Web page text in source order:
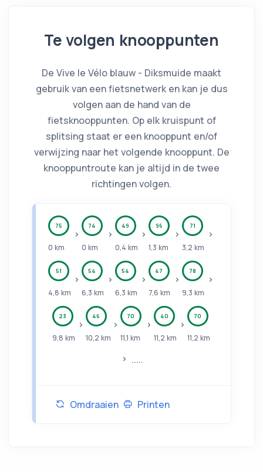
Te volgen knooppunten
De Vive le Vélo blauw - Diksmuide maakt
gebruik van een fietsnetwerk en kan je dus
volgen aan de hand van de
fietsknooppunten. Op elk kruispunt of
splitsing staat er een knooppunt en/of
verwijzing naar het volgende knooppunt. De
knooppuntroute kan je altijd in de twee
richtingen volgen.
75
0 km
74
0 km
49
0,4 km
96
1,3 km
71
3,2 km
51
4,8 km
54
6,3 km
54
6,3 km
47
7,6 km
78
9,3 km
23
9,8 km
46
10,2 km
70
11,1 km
40
11,2 km
70
11,2 km
.....
Omdraaien Printen